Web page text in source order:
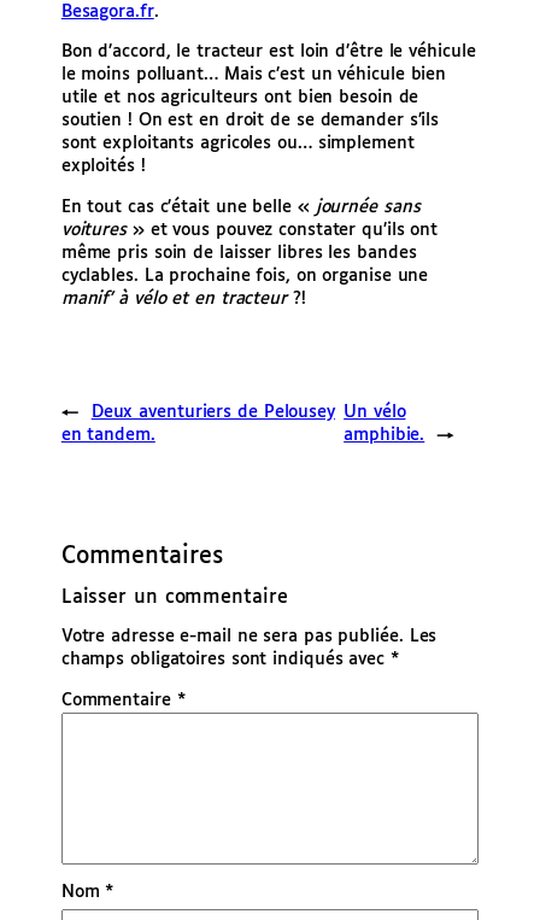
Besagora.fr.
Bon d’accord, le tracteur est loin d’être le véhicule
le moins polluant… Mais c’est un véhicule bien
utile et nos agriculteurs ont bien besoin de
soutien ! On est en droit de se demander s’ils
sont exploitants agricoles ou… simplement
exploités !
En tout cas c’était une belle «journée sans
voitures» et vous pouvez constater qu’ils ont
même pris soin de laisser libres les bandes
cyclables. La prochaine fois, on organise une
manif’ à vélo et en tracteur?!
←
Deux aventuriers de Pelousey
en tandem.
Un vélo
amphibie.
→
Commentaires
Laisser un commentaire
Votre adresse e-mail ne sera pas publiée.
Les
champs obligatoires sont indiqués avec *
Commentaire *
Nom*